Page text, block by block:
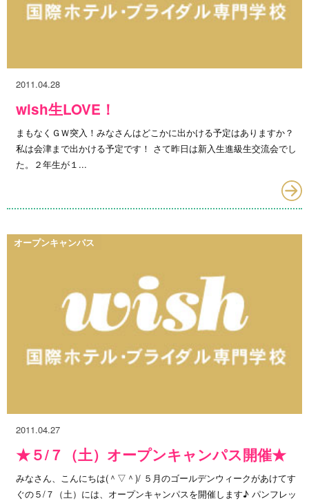
2011.04.28
wish生LOVE！
まもなくＧＷ突入！みなさんはどこかに出かける予定はありますか？
私は会津まで出かける予定です！ さて昨日は新入生進級生交流会でし
た。２年生が１...
オープンキャンパス
2011.04.27
★５/７（土）オープンキャンパス開催★
みなさん、こんにちは(＾▽＾)/ ５月のゴールデンウィークがあけてす
ぐの５/７（土）には、オープンキャンパスを開催します♪ パンフレッ